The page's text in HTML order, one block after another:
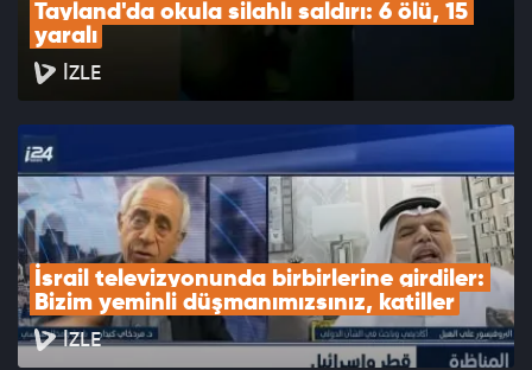
Tayland'da okula silahlı saldırı: 6 ölü, 15
yaralı
İZLE
İsrail televizyonunda birbirlerine girdiler:
Bizim yeminli düşmanımızsınız, katiller
İZLE